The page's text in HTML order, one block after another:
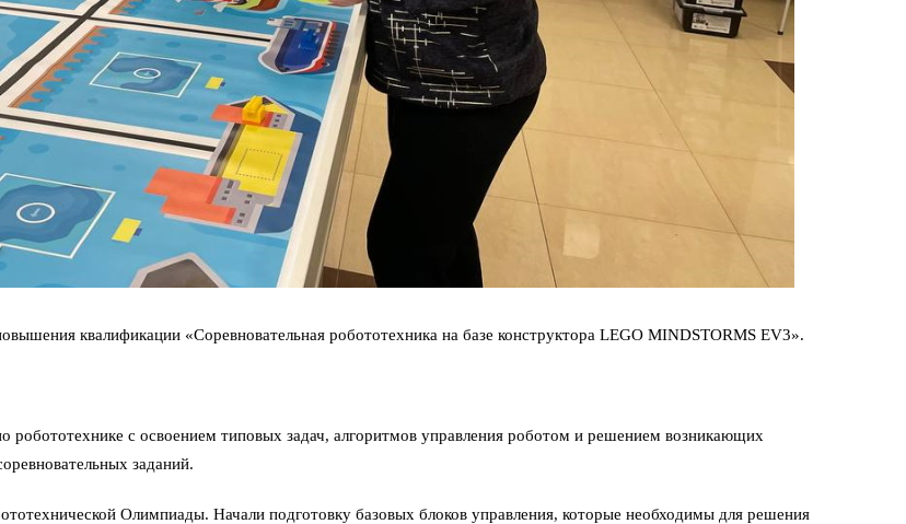
квалификации «Соревновательная робототехника на базе конструктора LEGO MINDSTORMS EV3».
робототехнике с освоением типовых задач, алгоритмов управления роботом и решением возникающих
заданий.
Олимпиады. Начали подготовку базовых блоков управления, которые необходимы для решения